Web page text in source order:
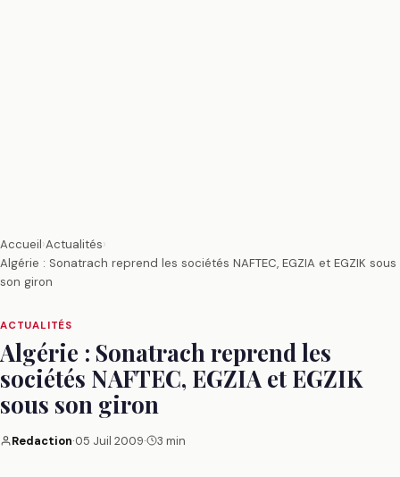
Accueil›Actualités›
Algérie : Sonatrach reprend les sociétés NAFTEC, EGZIA et EGZIK sous
son giron
ACTUALITÉS
Algérie : Sonatrach reprend les
sociétés NAFTEC, EGZIA et EGZIK
sous son giron
Redaction·05 Juil 2009· 3 min